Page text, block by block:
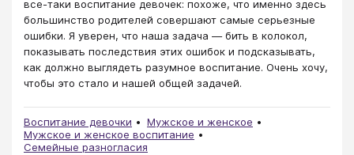
все-таки воспитание девочек: похоже, что именно здесь
большинство родителей совершают самые серьезные
ошибки. Я уверен, что наша задача ― бить в колокол,
показывать последствия этих ошибок и подсказывать,
как должно выглядеть разумное воспитание. Очень хочу,
чтобы это стало и нашей общей задачей.
Воспитание девочки
Мужское и женское
Мужское и женское воспитание
Семейные разногласия